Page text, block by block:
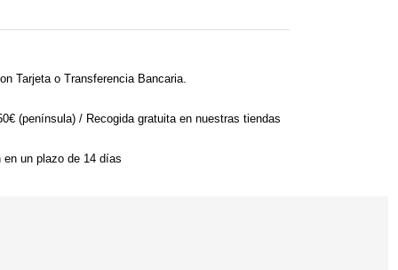
Tarjeta o Transferencia Bancaria.
(península) / Recogida gratuita en nuestras tiendas
un plazo de 14 días